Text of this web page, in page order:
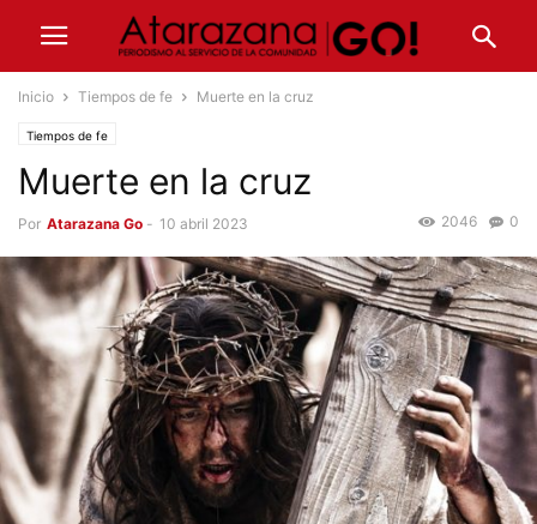
Inicio Tiempos de fe Muerte en la cruz
Tiempos de fe
Muerte en la cruz
Por Atarazana Go - 10 abril 2023 0
2046